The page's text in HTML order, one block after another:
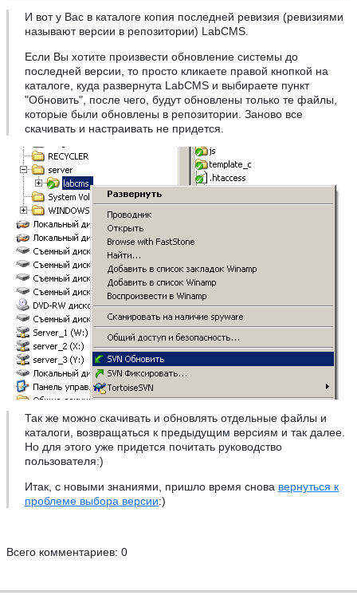
И вот у Вас в каталоге копия последней ревизия (ревизиями
называют версии в репозитории) LabCMS.
Если Вы хотите произвести обновление системы до
последней версии, то просто кликаете правой кнопкой на
каталоге, куда развернута LabCMS и выбираете пункт
"Обновить", после чего, будут обновлены только те файлы,
которые были обновлены в репозитории. Заново все
скачивать и настраивать не придется.
Так же можно скачивать и обновлять отдельные файлы и
каталоги, возвращаться к предыдущим версиям и так далее.
Но для этого уже придется почитать руководство
пользователя:)
Итак, с новыми знаниями, пришло время снова вернуться к
проблеме выбора версии:)
Всего комментариев: 0